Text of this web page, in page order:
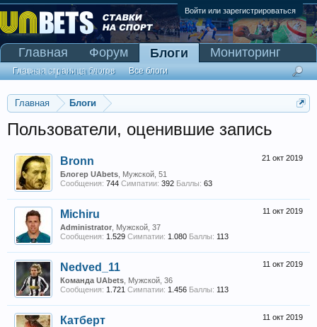
Войти или зарегистрироваться
Главная Блоги
Пользователи, оценившие запись
21 окт 2019
Bronn
Блогер UAbets , Мужской, 51
Сообщения: 744 Симпатии: 392 Баллы: 63
11 окт 2019
Michiru
Administrator , Мужской, 37
Сообщения: 1.529 Симпатии: 1.080 Баллы: 113
11 окт 2019
Nedved_11
Команда UAbets , Мужской, 36
Сообщения: 1.721 Симпатии: 1.456 Баллы: 113
11 окт 2019
Катберт
Главная Форум Блоги
Главная страница блогов Все блоги
Мониторинг
Сканер Pinnacle